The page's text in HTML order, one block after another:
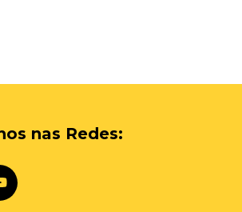
nas Redes: